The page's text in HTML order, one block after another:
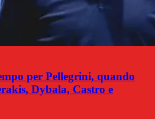
per Pellegrini, quando
Dybala, Castro e